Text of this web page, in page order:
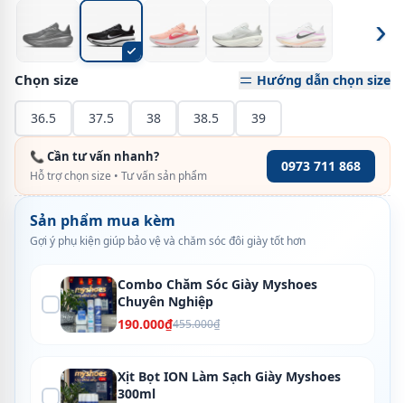
›
Chọn size Hướng dẫn chọn size
36.5 37.5 38 38.5 39
📞 Cần tư vấn nhanh?
Hỗ trợ chọn size • Tư vấn sản phẩm
0973 711 868
Sản phẩm mua kèm
Gợi ý phụ kiện giúp bảo vệ và chăm sóc đôi giày tốt hơn
Combo Chăm Sóc Giày Myshoes
Chuyên Nghiệp
190.000₫455.000₫
Xịt Bọt ION Làm Sạch Giày Myshoes
300ml